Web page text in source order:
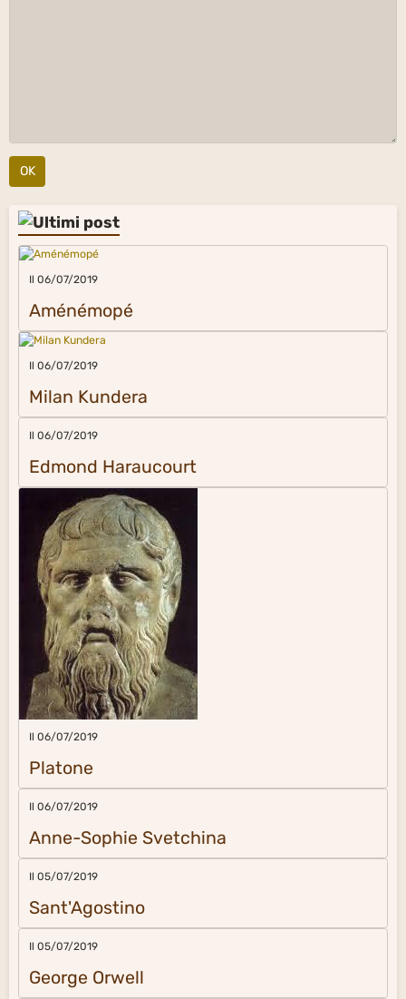
OK
Il 06/07/2019
Aménémopé
Il 06/07/2019
Milan Kundera
Il 06/07/2019
Edmond Haraucourt
Il 06/07/2019
Platone
Il 06/07/2019
Anne-Sophie Svetchina
Il 05/07/2019
Sant'Agostino
Il 05/07/2019
George Orwell